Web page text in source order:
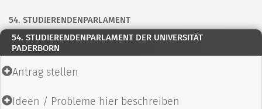
e
i
t
54. STUDIERENDENPARLAMENT
54. STUDIERENDENPARLAMENT DER UNIVERSITÄT
PADERBORN
Antrag stellen
Ideen / Probleme hier beschreiben